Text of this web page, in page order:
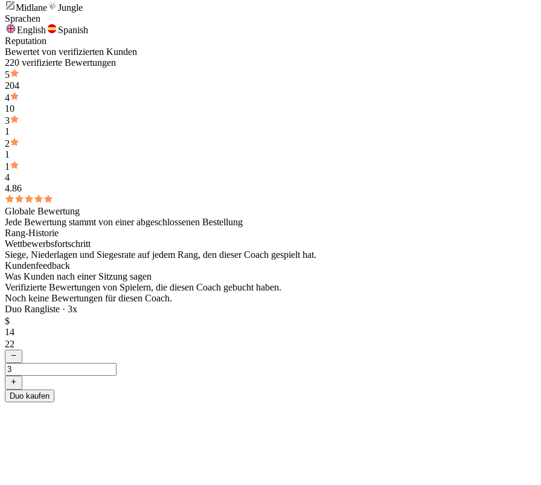
Midlane
Jungle
Sprachen
English
Spanish
Reputation
Bewertet von verifizierten Kunden
220 verifizierte Bewertungen
5
204
4
10
3
1
2
1
1
4
4.86
Globale Bewertung
Jede Bewertung stammt von einer abgeschlossenen Bestellung
Rang-Historie
Wettbewerbsfortschritt
Siege, Niederlagen und Siegesrate auf jedem Rang, den dieser Coach gespielt hat.
Kundenfeedback
Was Kunden nach einer Sitzung sagen
Verifizierte Bewertungen von Spielern, die diesen Coach gebucht haben.
Noch keine Bewertungen für diesen Coach.
Duo Rangliste · 3x
$
14
22
Duo kaufen